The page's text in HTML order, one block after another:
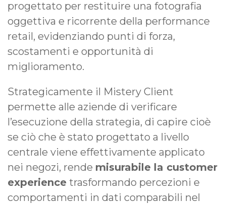
progettato per restituire una fotografia
oggettiva e ricorrente della performance
retail, evidenziando punti di forza,
scostamenti e opportunità di
miglioramento.
Strategicamente il Mistery Client
permette alle aziende di verificare
l’esecuzione della strategia, di capire cioè
se ciò che è stato progettato a livello
centrale viene effettivamente applicato
nei negozi, rende misurabile la customer
experience trasformando percezioni e
comportamenti in dati comparabili nel